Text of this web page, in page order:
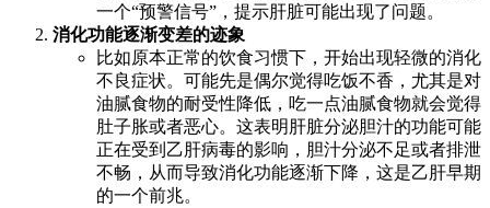
一个“预警信号”，提示肝脏可能出现了问题。
消化功能逐渐变差的迹象
比如原本正常的饮食习惯下，开始出现轻微的消化
不良症状。可能先是偶尔觉得吃饭不香，尤其是对
油腻食物的耐受性降低，吃一点油腻食物就会觉得
肚子胀或者恶心。这表明肝脏分泌胆汁的功能可能
正在受到乙肝病毒的影响，胆汁分泌不足或者排泄
不畅，从而导致消化功能逐渐下降，这是乙肝早期
的一个前兆。